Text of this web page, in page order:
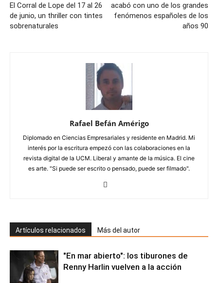
El Corral de Lope del 17 al 26
de junio, un thriller con tintes
sobrenaturales
acabó con uno de los grandes
fenómenos españoles de los
años 90
Rafael Befán Amérigo
Diplomado en Ciencias Empresariales y residente en Madrid. Mi
interés por la escritura empezó con las colaboraciones en la
revista digital de la UCM. Liberal y amante de la música. El cine
es arte. "Si puede ser escrito o pensado, puede ser filmado".
Artículos relacionados Más del autor
"En mar abierto": los tiburones de
Renny Harlin vuelven a la acción